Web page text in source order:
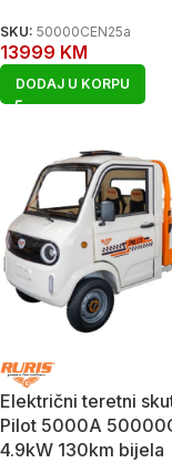
SKU: 50000CEN25a
13999 KM
DODAJ U KORPU
Električni teretni
Pilot 5000A
4.9kW 130km bijela